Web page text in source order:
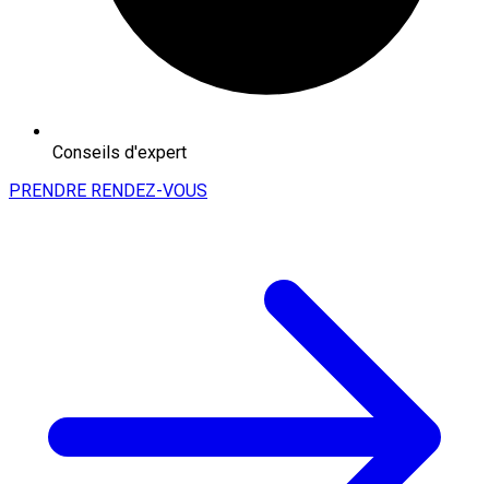
Conseils d'expert
PRENDRE RENDEZ-VOUS